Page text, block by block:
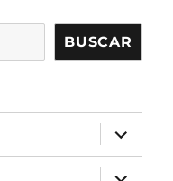
BUSCAR
expandir
el
menú
inferior
expandir